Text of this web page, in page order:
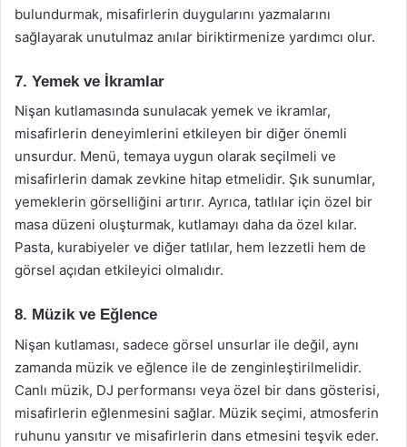
bulundurmak, misafirlerin duygularını yazmalarını
sağlayarak unutulmaz anılar biriktirmenize yardımcı olur.
7. Yemek ve İkramlar
Nişan kutlamasında sunulacak yemek ve ikramlar,
misafirlerin deneyimlerini etkileyen bir diğer önemli
unsurdur. Menü, temaya uygun olarak seçilmeli ve
misafirlerin damak zevkine hitap etmelidir. Şık sunumlar,
yemeklerin görselliğini artırır. Ayrıca, tatlılar için özel bir
masa düzeni oluşturmak, kutlamayı daha da özel kılar.
Pasta, kurabiyeler ve diğer tatlılar, hem lezzetli hem de
görsel açıdan etkileyici olmalıdır.
8. Müzik ve Eğlence
Nişan kutlaması, sadece görsel unsurlar ile değil, aynı
zamanda müzik ve eğlence ile de zenginleştirilmelidir.
Canlı müzik, DJ performansı veya özel bir dans gösterisi,
misafirlerin eğlenmesini sağlar. Müzik seçimi, atmosferin
ruhunu yansıtır ve misafirlerin dans etmesini teşvik eder.